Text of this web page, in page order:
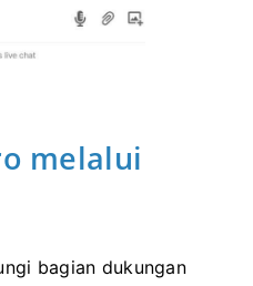
melalui
bagian dukungan